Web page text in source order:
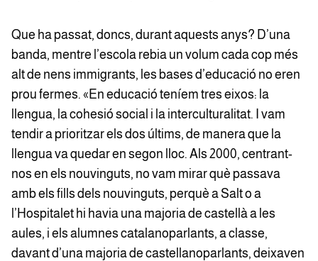
Que ha passat, doncs, durant aquests anys? D’una
banda, mentre l’escola rebia un volum cada cop més
alt de nens immigrants, les bases d’educació no eren
prou fermes. «En educació teníem tres eixos: la
llengua, la cohesió social i la interculturalitat. I vam
tendir a prioritzar els dos últims, de manera que la
llengua va quedar en segon lloc. Als 2000, centrant-
nos en els nouvinguts, no vam mirar què passava
amb els fills dels nouvinguts, perquè a Salt o a
l’Hospitalet hi havia una majoria de castellà a les
aules, i els alumnes catalanoparlants, a classe,
davant d’una majoria de castellanoparlants, deixaven